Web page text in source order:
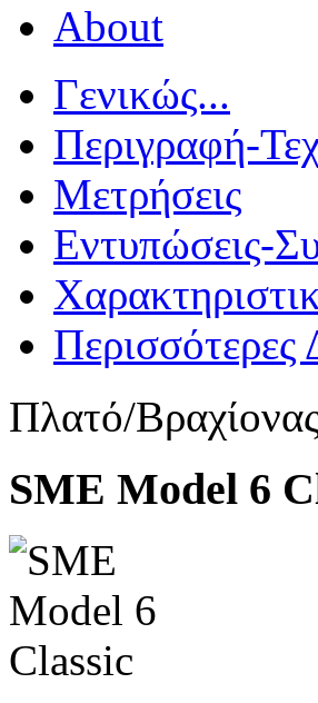
About
Γενικώς...
Περιγραφή-
Μετρήσεις
Εντυπώσεις-
Περισσότερες
Πλατό/
SME Model 6